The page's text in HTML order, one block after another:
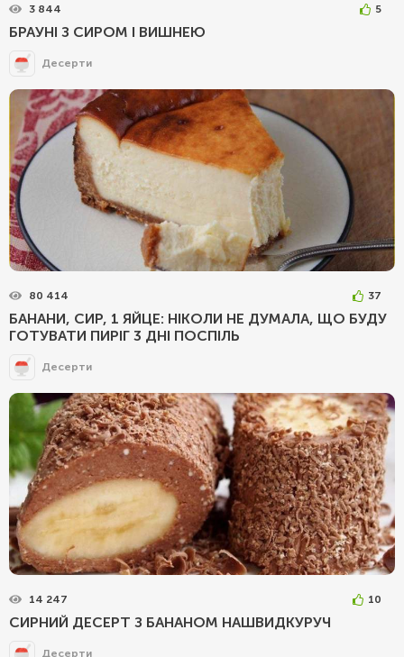
3 844 5
БРАУНІ З СИРОМ І ВИШНЕЮ
Десерти
80 414 37
БАНАНИ, СИР, 1 ЯЙЦЕ: НІКОЛИ НЕ ДУМАЛА, ЩО БУДУ
ГОТУВАТИ ПИРІГ 3 ДНІ ПОСПІЛЬ
Десерти
14 247 10
СИРНИЙ ДЕСЕРТ З БАНАНОМ НАШВИДКУРУЧ
Десерти